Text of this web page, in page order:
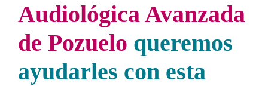
Audiológica Avanzada
de Pozuelo queremos
ayudarles con esta